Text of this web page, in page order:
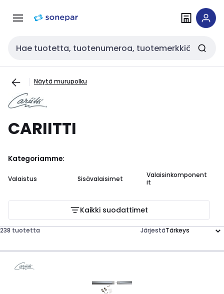
navigointiinsisältöön
Haku
Näytä murupolku
CARIITTI
Kategoriamme:
Valaistus Sisävalaisimet
Valaisinkomponent
it
Kaikki suodattimet
238 tuotetta Järjestä